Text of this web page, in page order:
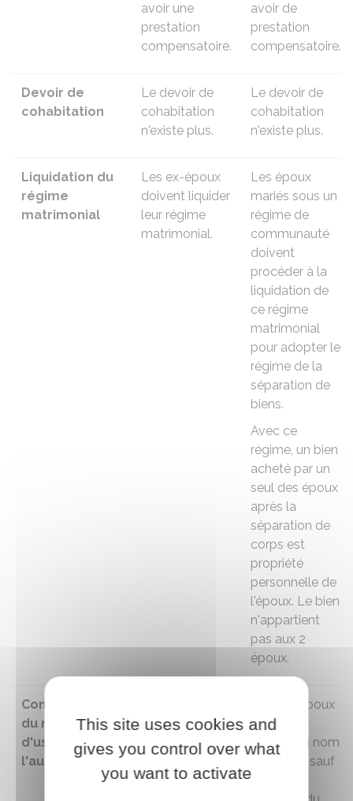
avoir une
prestation
compensatoire.
avoir de
prestation
compensatoire.
Devoir de
cohabitation
Le devoir de
cohabitation
n'existe plus.
Le devoir de
cohabitation
n'existe plus.
Liquidation du
régime
matrimonial
Les ex-époux
doivent liquider
leur régime
matrimonial.
Les époux
mariés sous un
régime de
communauté
doivent
procéder à la
liquidation de
ce régime
matrimonial
pour adopter le
régime de la
séparation de
biens.
Avec ce
régime, un bien
acheté par un
seul des époux
après la
séparation de
corps est
propriété
personnelle de
l'époux. Le bien
n'appartient
pas aux 2
époux.
Conservation
du nom
d'usage de
l'autre époux
époux perd
l'usage du nom
époux.
Chaque époux
conserve
l'usage du nom
de l'autre, sauf
décision
This site uses cookies and
gives you control over what
you want to activate